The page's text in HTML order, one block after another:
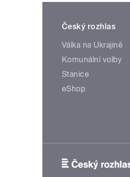
Český rozhlas
Válka na Ukrajině
Komunální volby
Stanice
eShop